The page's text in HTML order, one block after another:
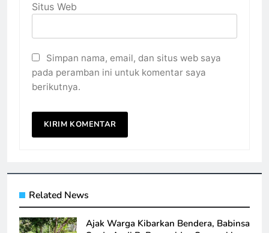
Situs Web
Simpan nama, email, dan situs web saya
pada peramban ini untuk komentar saya
berikutnya.
Related News
Ajak Warga Kibarkan Bendera, Babinsa